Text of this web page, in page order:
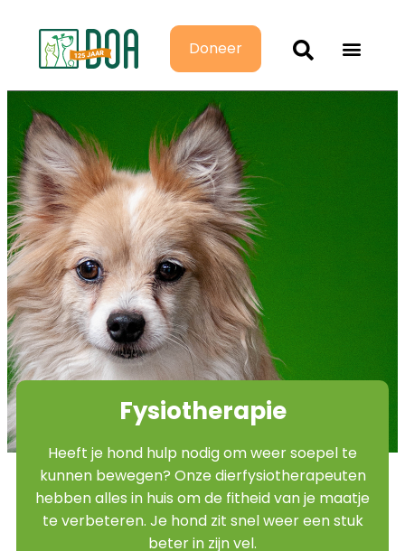
Doneer
Fysiotherapie
Heeft je hond hulp nodig om weer soepel te
kunnen bewegen? Onze dierfysiotherapeuten
hebben alles in huis om de fitheid van je maatje
te verbeteren. Je hond zit snel weer een stuk
beter in zijn vel.